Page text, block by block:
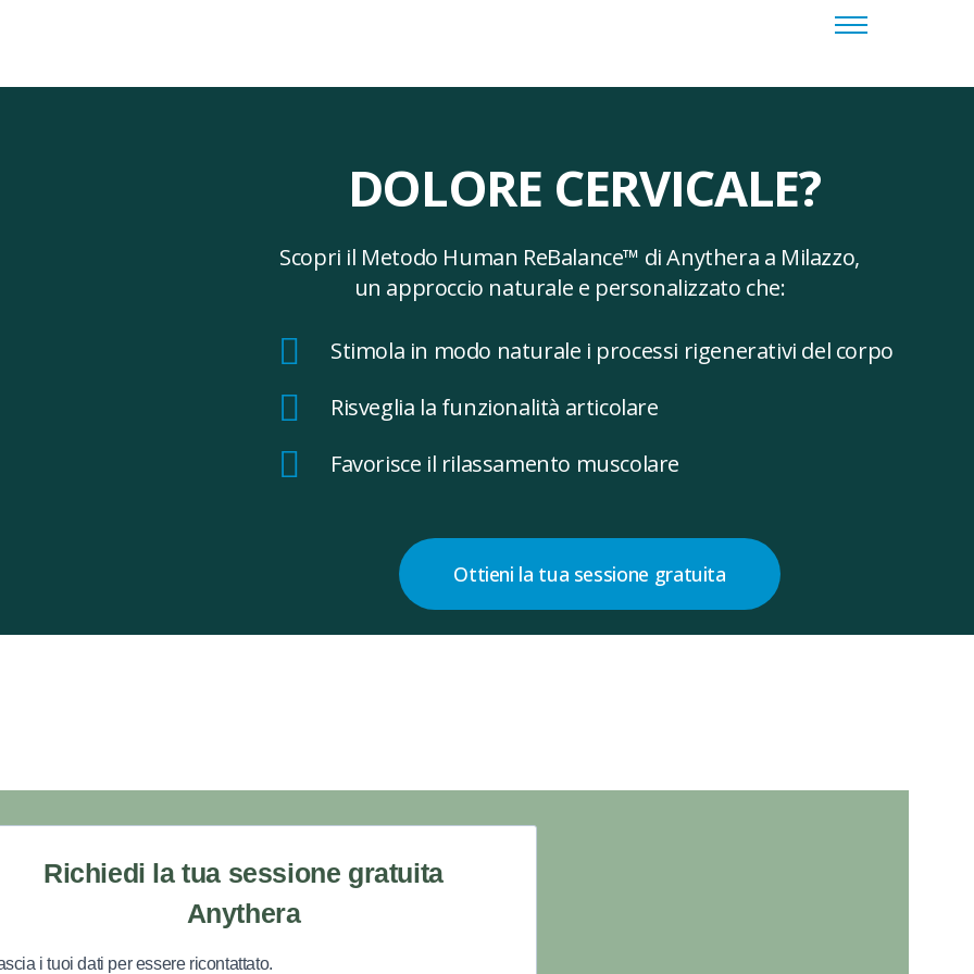
Menu
DOLORE CERVICALE?
Scopri il Metodo Human ReBalance™ di Anythera a Milazzo,
un approccio naturale e personalizzato che:
Stimola in modo naturale i processi rigenerativi del corpo
Risveglia la funzionalità articolare
Favorisce il rilassamento muscolare
Ottieni la tua sessione gratuita
Richiedi la tua sessione gratuita
Anythera
i tuoi dati per essere ricontattato.